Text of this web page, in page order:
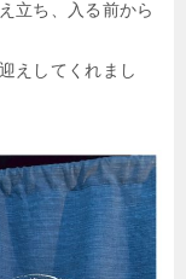
立ち、入る前から
えしてくれまし